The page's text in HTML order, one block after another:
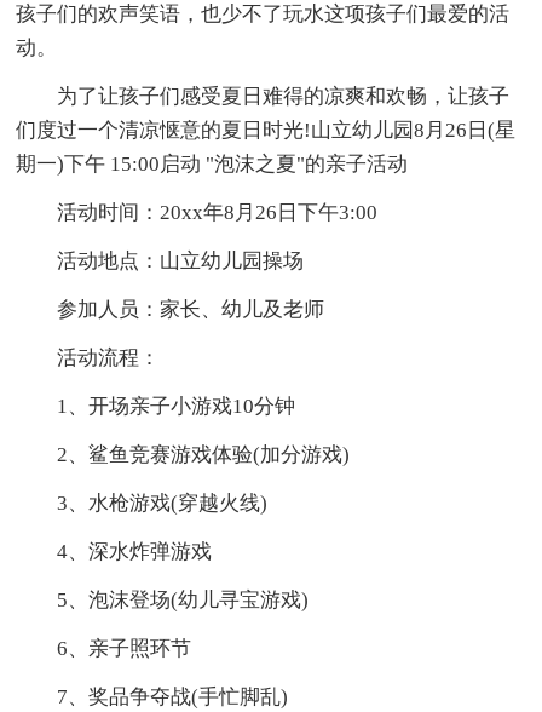
孩子们的欢声笑语，也少不了玩水这项孩子们最爱的活
动。
为了让孩子们感受夏日难得的凉爽和欢畅，让孩子
们度过一个清凉惬意的夏日时光!山立幼儿园8月26日(星
期一)下午 15:00启动 "泡沫之夏"的亲子活动
活动时间：20xx年8月26日下午3:00
活动地点：山立幼儿园操场
参加人员：家长、幼儿及老师
活动流程：
1、开场亲子小游戏10分钟
2、鲨鱼竞赛游戏体验(加分游戏)
3、水枪游戏(穿越火线)
4、深水炸弹游戏
5、泡沫登场(幼儿寻宝游戏)
6、亲子照环节
7、奖品争夺战(手忙脚乱)